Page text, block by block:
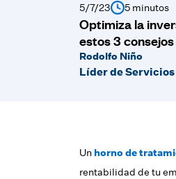
5/7/23 5 minutos
Optimiza la
estos 3
Rodolfo Niño
Líder de
Un horno de
rentabilidad de tu